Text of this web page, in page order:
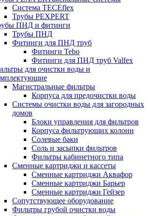
Система TECEflex
Трубы PEXPERT
ПНД и фитинги
Трубы ПНД
Фитинги для ПНД труб
Фитинги Tebo
Фитинги для ПНД труб Valfex
для очистки воды и
Магистральные фильтры
Корпуса для предочистки воды
Системы очистки воды для загородных
домов
Блоки управления для фильтров
Корпуса фильтрующих колонн
Солевые баки
Соль и засыпки фильтров
Фильтры кабинетного типа
Сменные картриджи и кассеты
Сменные картриджи Аквафор
Сменные картриджи Барьер
Сменные картриджи Гейзер
Сопутствующее оборудование
Фильтры грубой очистки воды